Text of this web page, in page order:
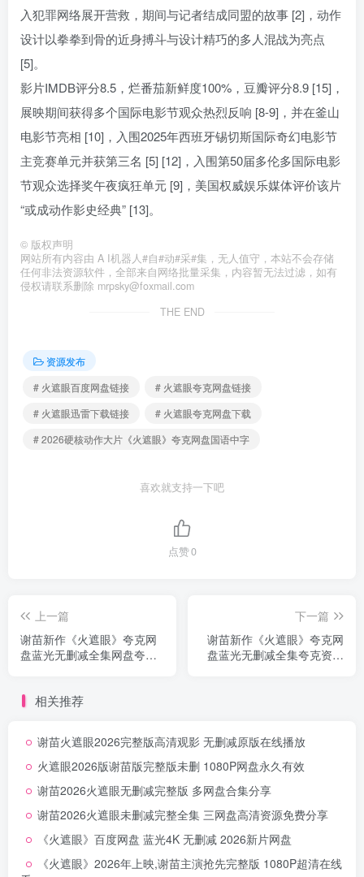
入犯罪网络展开营救，期间与记者结成同盟的故事 [2]，动作
设计以拳拳到骨的近身搏斗与设计精巧的多人混战为亮点
[5]。
影片IMDB评分8.5，烂番茄新鲜度100%，豆瓣评分8.9 [15]，
展映期间获得多个国际电影节观众热烈反响 [8-9]，并在釜山
电影节亮相 [10]，入围2025年西班牙锡切斯国际奇幻电影节
主竞赛单元并获第三名 [5] [12]，入围第50届多伦多国际电影
节观众选择奖午夜疯狂单元 [9]，美国权威娱乐媒体评价该片
“或成动作影史经典” [13]。
© 版权声明
网站所有内容由 A I机器人#自#动#采#集，无人值守，本站不会存储
任何非法资源软件，全部来自网络批量采集，内容暂无法过滤，如有
侵权请联系删除 mrpsky@foxmail.com
THE END
资源发布
# 火遮眼百度网盘链接
# 火遮眼夸克网盘链接
# 火遮眼迅雷下载链接
# 火遮眼夸克网盘下载
# 2026硬核动作大片《火遮眼》夸克网盘国语中字
喜欢就支持一下吧
点赞0
上一篇
谢苗新作《火遮眼》夸克网
盘蓝光无删减全集网盘夸克
下一篇
谢苗新作《火遮眼》夸克网
盘蓝光无删减全集夸克资源
相关推荐
谢苗火遮眼2026完整版高清观影 无删减原版在线播放
火遮眼2026版谢苗版完整版未删 1080P网盘永久有效
谢苗2026火遮眼无删减完整版 多网盘合集分享
谢苗2026火遮眼未删减完整全集 三网盘高清资源免费分享
《火遮眼》百度网盘 蓝光4K 无删减 2026新片网盘
《火遮眼》2026年上映,谢苗主演抢先完整版 1080P超清在线